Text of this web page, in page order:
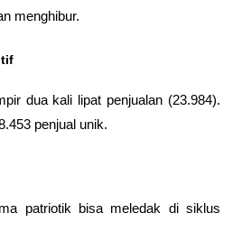
menghibur.
dua kali lipat penjualan (23.984).
penjual unik.
patriotik bisa meledak di siklus